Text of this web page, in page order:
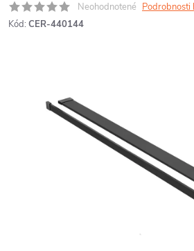
Neohodnotené Podrobnosti
Kód: CER-440144